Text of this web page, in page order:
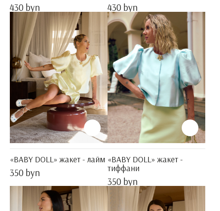
430 byn 430 byn
«BABY DOLL» жакет - лайм
350 byn
«BABY DOLL» жакет -
тиффани
350 byn